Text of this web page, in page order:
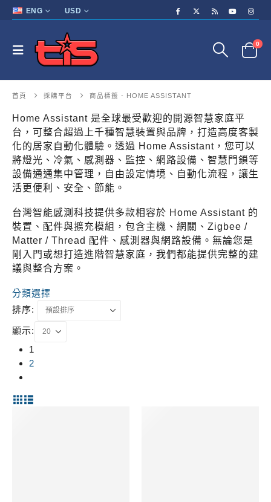
ENG USD
0
首頁 採購平台 商品標籤 - HOME ASSISTANT
Home Assistant 是全球最受歡迎的開源智慧家庭平
台，可整合超過上千種智慧裝置與品牌，打造高度客製
化的居家自動化體驗。透過 Home Assistant，您可以
將燈光、冷氣、感測器、監控、網路設備、智慧門鎖等
設備通通集中管理，自由設定情境、自動化流程，讓生
活更便利、安全、節能。
台灣智能感測科技提供多款相容於 Home Assistant 的
裝置、配件與擴充模組，包含主機、網關、Zigbee /
Matter / Thread 配件、感測器與網路設備。無論您是
剛入門或想打造進階智慧家庭，我們都能提供完整的建
議與整合方案。
分類選擇
排序:
顯示:
1
2